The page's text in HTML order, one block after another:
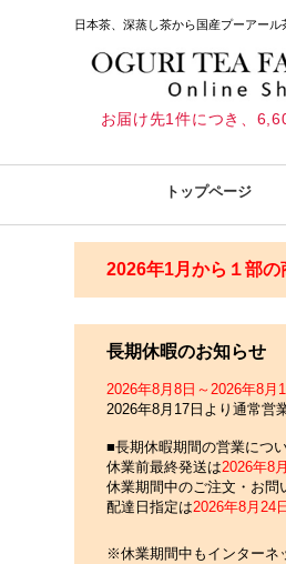
日本茶、深蒸し茶から国産プーアー
お届け先1件につき、
トップページ
2026年1月から１部の
長期休暇のお知らせ
2026年8月8日～2026年8月
2026年8月17日より通常営
■長期休暇期間の営業につ
休業前最終発送は2026年8
休業期間中のご注文・お問
配達日指定は2026年8月24
※休業期間中もインターネ